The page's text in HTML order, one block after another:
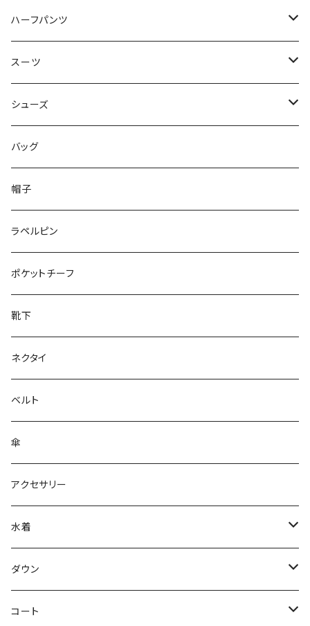
50/XL～
48/L
50/XL～
46/M
48/L
50/XL～
～44/S
46/M
48/L
50/XL～
ハーフパンツ
～44/S
46/M
48/L
50/XL～
スーツ
～44/S
46/M
48/L
50/XL～
シューズ
～25.5cm
26cm～
27cm～
28cm～
バッグ
帽子
ラペルピン
ポケットチーフ
靴下
ネクタイ
ベルト
傘
アクセサリー
水着
～44/S
46/M
ダウン
～44/S
コート